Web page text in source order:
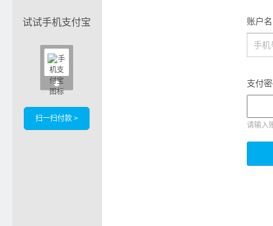
试试手机支付宝

扫一扫付款 >
账户
支付
请输入